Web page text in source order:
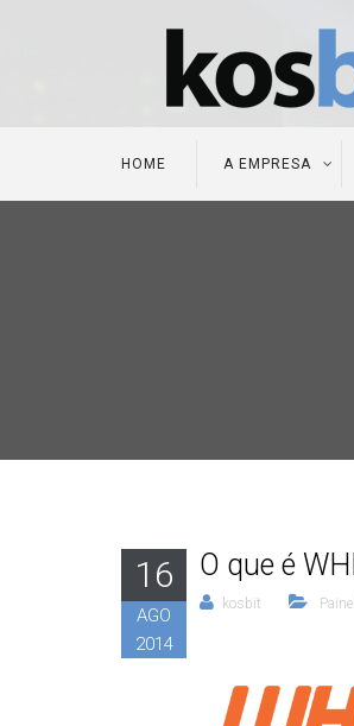
HOME A EMPRESA
16
AGO
2014
O que é
kosbit